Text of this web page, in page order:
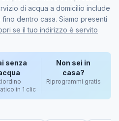
di acqua a domicilio include
dentro casa. Siamo presenti
se il tuo indirizzo è servito
senza
in 1 clic
Non sei in
casa?
Riprogrammi gratis